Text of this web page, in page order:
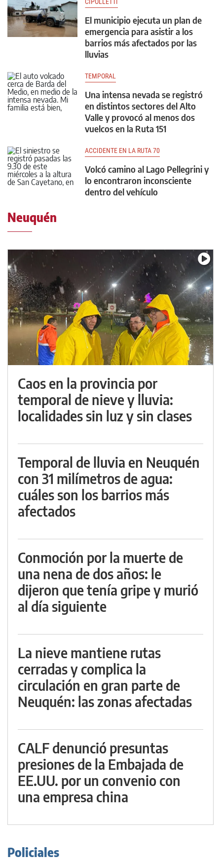
El municipio ejecuta un plan de
emergencia para asistir a los
barrios más afectados por las
lluvias
TEMPORAL
Una intensa nevada se registró
en distintos sectores del Alto
Valle y provocó al menos dos
vuelcos en la Ruta 151
ACCIDENTE EN LA RUTA 70
Volcó camino al Lago Pellegrini y
lo encontraron inconsciente
dentro del vehículo
Neuquén
Caos en la provincia por
temporal de nieve y lluvia:
localidades sin luz y sin clases
Temporal de lluvia en Neuquén
con 31 milímetros de agua:
cuáles son los barrios más
afectados
Conmoción por la muerte de
una nena de dos años: le
dijeron que tenía gripe y murió
al día siguiente
La nieve mantiene rutas
cerradas y complica la
circulación en gran parte de
Neuquén: las zonas afectadas
CALF denunció presuntas
presiones de la Embajada de
EE.UU. por un convenio con
una empresa china
Policiales